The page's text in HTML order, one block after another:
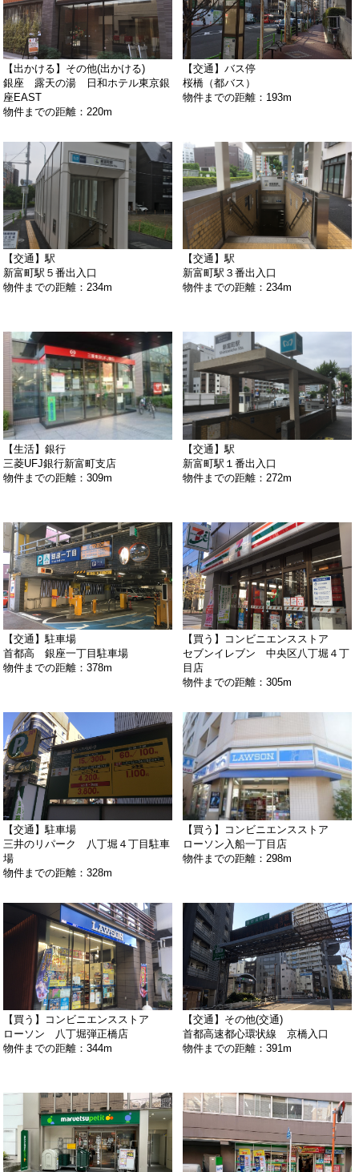
【出かける】その他(出かける)
銀座 露天の湯 日和ホテル東京銀
座EAST
物件までの距離：220m
【交通】バス停
桜橋（都バス）
物件までの距離：193m
【交通】駅
新富町駅５番出入口
物件までの距離：234m
【交通】駅
新富町駅３番出入口
物件までの距離：234m
【生活】銀行
三菱UFJ銀行新富町支店
物件までの距離：309m
【交通】駅
新富町駅１番出入口
物件までの距離：272m
【交通】駐車場
首都高 銀座一丁目駐車場
物件までの距離：378m
【買う】コンビニエンスストア
セブンイレブン 中央区八丁堀４丁
目店
物件までの距離：305m
【交通】駐車場
三井のリパーク 八丁堀４丁目駐車
場
物件までの距離：328m
【買う】コンビニエンスストア
ローソン入船一丁目店
物件までの距離：298m
【買う】コンビニエンスストア
ローソン 八丁堀弾正橋店
物件までの距離：344m
【交通】その他(交通)
首都高速都心環状線 京橋入口
物件までの距離：391m